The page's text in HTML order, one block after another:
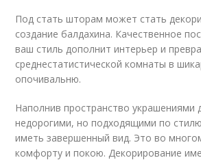
Под стать шторам может стать
создание балдахина. Качественное
ваш стиль дополнит интерьер и
среднестатистической комнаты в
опочивальню.
Наполнив пространство украшениями
недорогими, но подходящими по
иметь завершенный вид. Это во
комфорту и покою. Декорирование